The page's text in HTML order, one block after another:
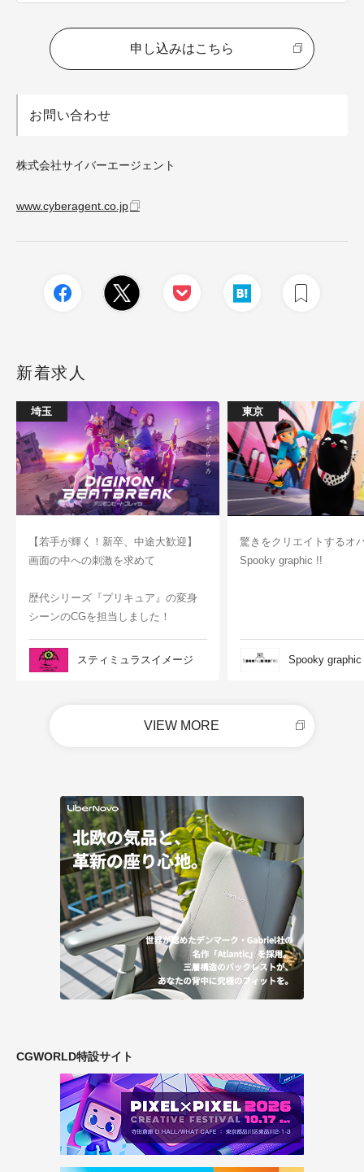
申し込みはこちら
お問い合わせ
株式会社サイバーエージェント
www.cyberagent.co.jp
新着求人
埼玉
【若手が輝く！新卒、中途大歓迎】
画面の中への刺激を求めて
歴代シリーズ『プリキュア』の変身
シーンのCGを担当しました！
スティミュラスイメージ
東京
驚きをクリエイトするオ
Spooky graphic !!
Spooky graphic
VIEW MORE
CGWORLD特設サイト